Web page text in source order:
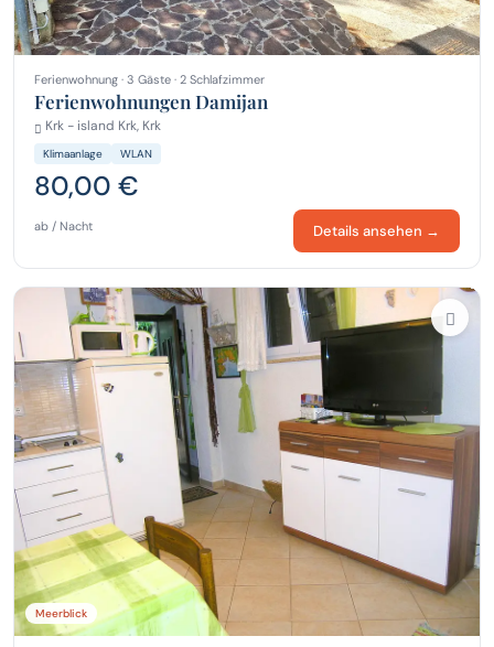
Ferienwohnung · 3 Gäste · 2 Schlafzimmer
Ferienwohnungen Damijan
Krk - island Krk, Krk
Klimaanlage WLAN
80,00 €
ab / Nacht Details ansehen →
Meerblick